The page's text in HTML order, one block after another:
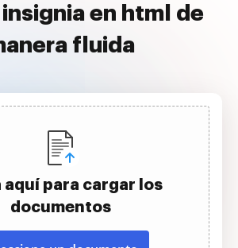
insignia en html de
fluida
aquí para cargar los
documentos